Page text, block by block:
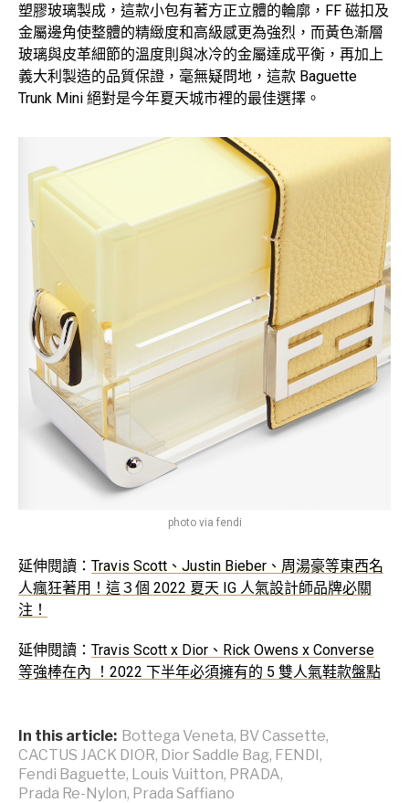
塑膠玻璃製成，這款小包有著方正立體的輪廓，FF 磁扣及
金屬邊角使整體的精緻度和高級感更為強烈，而黃色漸層
玻璃與皮革細節的溫度則與冰冷的金屬達成平衡，再加上
義大利製造的品質保證，毫無疑問地，這款 Baguette
Trunk Mini 絕對是今年夏天城市裡的最佳選擇。
photo via fendi
延伸閱讀： Travis Scott、Justin Bieber、周湯豪等東西名
人瘋狂著用！這３個 2022 夏天 IG 人氣設計師品牌必關
注！
延伸閱讀： Travis Scott x Dior、Rick Owens x Converse
等強棒在內 ！2022 下半年必須擁有的 5 雙人氣鞋款盤點
In this article: Bottega Veneta, BV Cassette,
CACTUS JACK DIOR, Dior Saddle Bag, FENDI,
Fendi Baguette, Louis Vuitton, PRADA,
Prada Re-Nylon, Prada Saffiano